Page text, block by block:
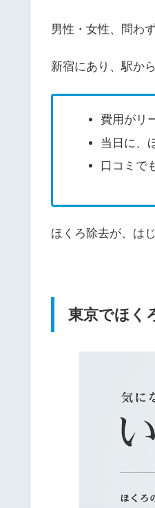
男性・女性、問わ
新宿にあり、駅か
費用がリ
当日に、
口コミで
ほくろ除去が、は
東京でほく